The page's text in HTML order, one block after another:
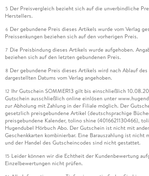
5 Der Preisvergleich bezieht sich auf die unverbindliche
Herstellers.
6 Der gebundene Preis dieses Artikels wurde vom Verlag
Preissenkungen beziehen sich auf den vorherigen Preis.
7 Die Preisbindung dieses Artikels wurde aufgehoben.
beziehen sich auf den letzten gebundenen Preis.
8 Der gebundene Preis dieses Artikels wird nach Ablauf
dargestellten Datums vom Verlag angehoben.
12 Ihr Gutschein SOMMER13 gilt bis einschließlich
Gutschein ausschließlich online einlösen unter
zur Abholung mit Zahlung in der Filiale möglich. Der
gesetzlich preisgebundene Artikel (deutschsprachige
preisgebundene Kalender, tolino shine (4016621130466),
Hugendubel Hörbuch Abo. Der Gutschein ist nicht mit
Geschenkkarten kombinierbar. Eine Barauszahlung ist nicht
und der Handel des Gutscheincodes sind nicht gestattet.
15 Leider können wir die Echtheit der Kundenbewertung
Einzelbewertungen nicht prüfen.